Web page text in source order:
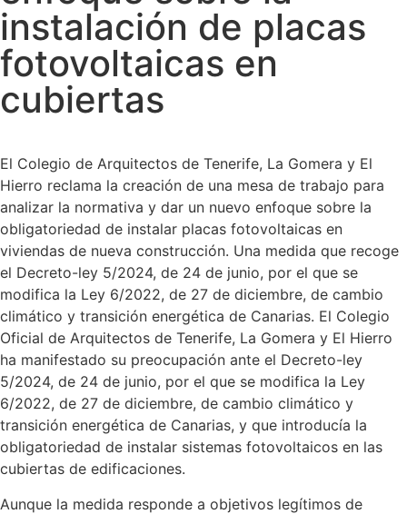
instalación de placas
fotovoltaicas en
cubiertas
El Colegio de Arquitectos de Tenerife, La Gomera y El
Hierro reclama la creación de una mesa de trabajo para
analizar la normativa y dar un nuevo enfoque sobre la
obligatoriedad de instalar placas fotovoltaicas en
viviendas de nueva construcción. Una medida que recoge
el Decreto-ley 5/2024, de 24 de junio, por el que se
modifica la Ley 6/2022, de 27 de diciembre, de cambio
climático y transición energética de Canarias. El Colegio
Oficial de Arquitectos de Tenerife, La Gomera y El Hierro
ha manifestado su preocupación ante el Decreto-ley
5/2024, de 24 de junio, por el que se modifica la Ley
6/2022, de 27 de diciembre, de cambio climático y
transición energética de Canarias, y que introducía la
obligatoriedad de instalar sistemas fotovoltaicos en las
cubiertas de edificaciones.
Aunque la medida responde a objetivos legítimos de